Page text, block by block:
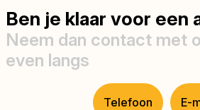
Ben je klaar voor een
Neem dan contact met
even langs
Telefoon E-